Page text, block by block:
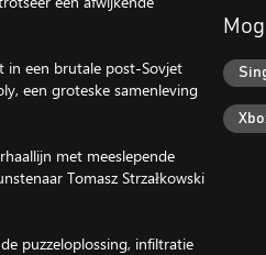
in een brutale post-Sovjet
een groteske samenleving
met meeslepende
Tomasz Strzałkowski
puzzeloplossing, infiltratie